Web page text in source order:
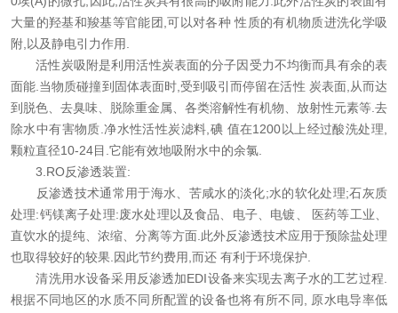
大量的羟基和羧基等官能团,可以对各种 性质的有机物质进洗化学吸
附,以及静电引力作用.
活性炭吸附是利用活性炭表面的分子因受力不均衡而具有余的表
面能.当物质碰撞到固体表面时,受到吸引而停留在活性 炭表面,从而达
到脱色、去臭味、脱除重金属、各类溶解性有机物、放射性元素等.去
除水中有害物质.净水性活性炭滤料,碘 值在1200以上经过酸洗处理,
颗粒直径10-24目.它能有效地吸附水中的余氯.
3.RO反渗透装置:
反渗透技术通常用于海水、苦咸水的淡化;水的软化处理;石灰质
处理:钙镁离子处理:废水处理以及食品、电子、电镀、 医药等工业、
直饮水的提纯、浓缩、分离等方面.此外反渗透技术应用于预除盐处理
也取得较好的较果.因此节约费用,而还 有利于环境保护.
清洗用水设备采用反渗透加EDI设备来实现去离子水的工艺过程.
根据不同地区的水质不同所配置的设备也将有所不同, 原水电导率低